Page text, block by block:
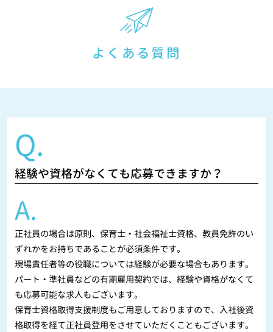
よくある質問
Q.
経験や資格がなくても応募できますか？
A.
正社員の場合は原則、保育士・社会福祉士資格、教員免許のい
ずれかをお持ちであることが必須条件です。
現場責任者等の役職については経験が必要な場合もあります。
パート・準社員などの有期雇用契約では、経験や資格がなくて
も応募可能な求人もございます。
保育士資格取得支援制度もご用意しておりますので、入社後資
格取得を経て正社員登用をさせていただくこともございます。